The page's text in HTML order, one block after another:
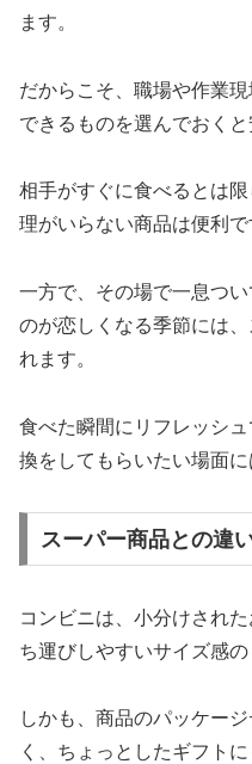
ます。
だからこそ、職場や作業
できるものを選んでおくと
相手がすぐに食べるとは
理がいらない商品は便利で
一方で、その場で一息つ
のが恋しくなる季節には
れます。
食べた瞬間にリフレッシ
換をしてもらいたい場面に
スーパー商品との違
コンビニは、小分けされ
ち運びしやすいサイズ感
しかも、商品のパッケー
く、ちょっとしたギフト